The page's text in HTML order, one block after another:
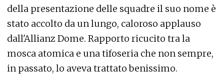
della presentazione delle squadre il suo nome è
stato accolto da un lungo, caloroso applauso
dall'Allianz Dome. Rapporto ricucito tra la
mosca atomica e una tifoseria che non sempre,
in passato, lo aveva trattato benissimo.